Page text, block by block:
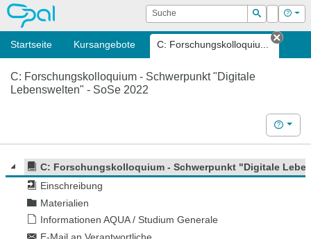
OPAL Suche
Suchen
Login Hilfe
Startseite Kursangebote C: Forschungskolloquiu...
Tab
C: Forschungskolloquium - Schwerpunkt "Digitale
Lebenswelten" - SoSe 2022
Hilfe
C: Forschungskolloquium - Schwerpunkt "Digitale
Einschreibung
Materialien
Informationen AQUA / Studium Generale